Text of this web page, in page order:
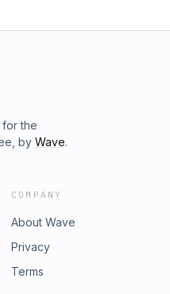
for the
by Wave.
COMPANY
About Wave
Privacy
Terms